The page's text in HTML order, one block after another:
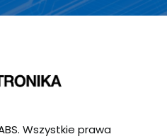
Wszystkie prawa